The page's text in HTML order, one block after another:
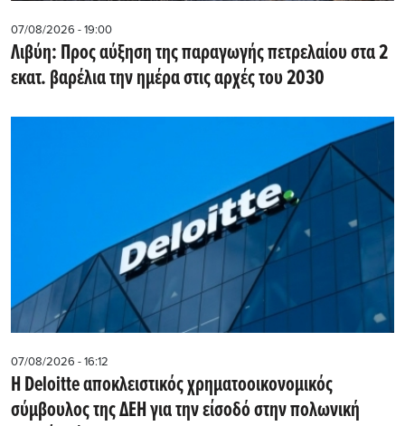
07/08/2026 - 19:00
Λιβύη: Προς αύξηση της παραγωγής πετρελαίου στα 2
εκατ. βαρέλια την ημέρα στις αρχές του 2030
07/08/2026 - 16:12
Η Deloitte αποκλειστικός χρηματοοικονομικός
σύμβουλος της ΔΕΗ για την είσοδό στην πολωνική